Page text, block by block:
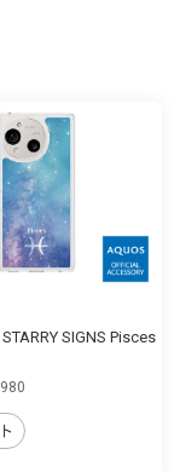
SIGNS Pisces